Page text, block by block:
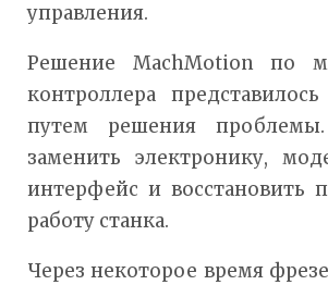
управления.
Решение MachMotion по
контроллера
путем решения проблемы.
заменить электронику,
интерфейс и восстановить
работу станка.
Через некоторое время